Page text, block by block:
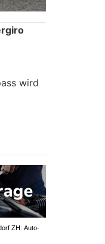
wird
ZH: Auto-